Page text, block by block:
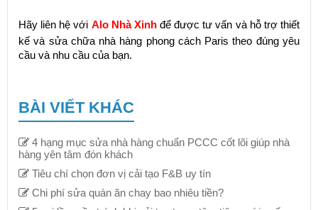
Hãy liên hệ với Alo Nhà Xinhđể được tư vấn và hỗ trợ thiết
kế và sửa chữa nhà hàng phong cách Paris theo đúng yêu
cầu và nhu cầu của bạn.
BÀI VIẾT KHÁC
4 hạng mục sửa nhà hàng chuẩn PCCC cốt lõi giúp nhà
hàng yên tâm đón khách
Tiêu chí chọn đơn vị cải tạo F&B uy tín
Chi phí sửa quán ăn chay bao nhiêu tiền?